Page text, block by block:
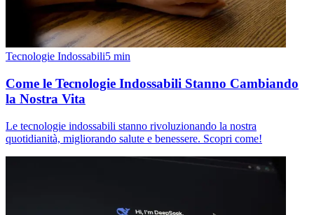
Tecnologie Indossabili5 min
Come le Tecnologie Indossabili Stanno Cambiando
la Nostra Vita
Le tecnologie indossabili stanno rivoluzionando la nostra
quotidianità, migliorando salute e benessere. Scopri come!